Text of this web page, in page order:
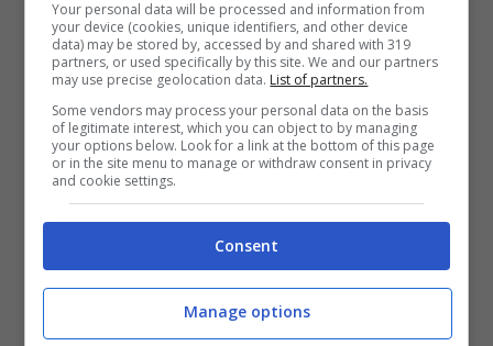
un’ottima autostima e una creatività
molto, molto forte!
Pagine:1 2 3
Articoli recentiRicominciare da Zero:
Ecco i 10 Paesi Migliori per
Trasferirsi e Lavorare da
Your personal data will be processed and information from
your device (cookies, unique identifiers, and other device
data) may be stored by, accessed by and shared with 319
partners, or used specifically by this site. We and our partners
may use precise geolocation data. List of partners.
Some vendors may process your personal data on the basis
of legitimate interest, which you can object to by managing
your options below. Look for a link at the bottom of this page
or in the site menu to manage or withdraw consent in privacy
and cookie settings.
Consent
Manage options